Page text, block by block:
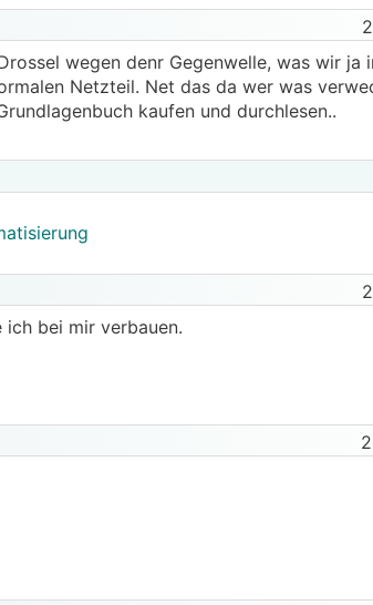
wegen denr Gegenwelle, was wir ja
Netzteil. Net das da wer was
kaufen und durchlesen..
ich bei mir verbauen.